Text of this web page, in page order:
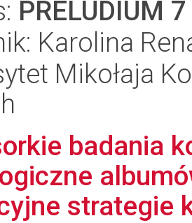
PRELUDIUM 7
Karolina
Mikołaja
badania
strategie